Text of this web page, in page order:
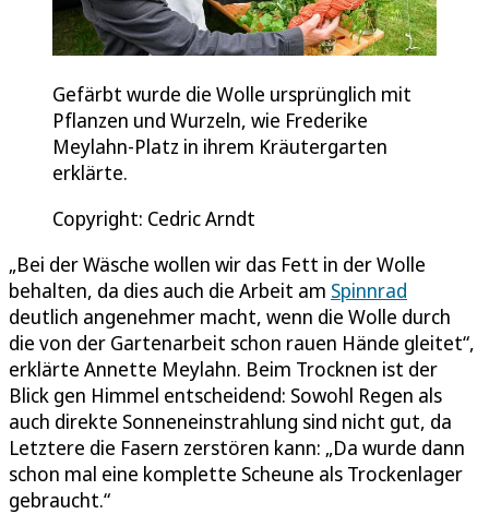
Gefärbt wurde die Wolle ursprünglich mit
Pflanzen und Wurzeln, wie Frederike
Meylahn-Platz in ihrem Kräutergarten
erklärte.
Copyright: Cedric Arndt
„Bei der Wäsche wollen wir das Fett in der Wolle
behalten, da dies auch die Arbeit am Spinnrad
deutlich angenehmer macht, wenn die Wolle durch
die von der Gartenarbeit schon rauen Hände gleitet“,
erklärte Annette Meylahn. Beim Trocknen ist der
Blick gen Himmel entscheidend: Sowohl Regen als
auch direkte Sonneneinstrahlung sind nicht gut, da
Letztere die Fasern zerstören kann: „Da wurde dann
schon mal eine komplette Scheune als Trockenlager
gebraucht.“